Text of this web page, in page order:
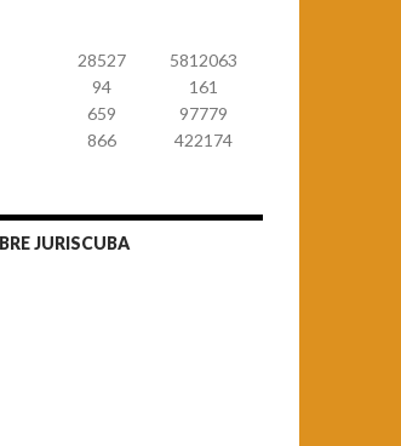
28527
5812063
94
161
659
97779
866 422174
JURISCUBA